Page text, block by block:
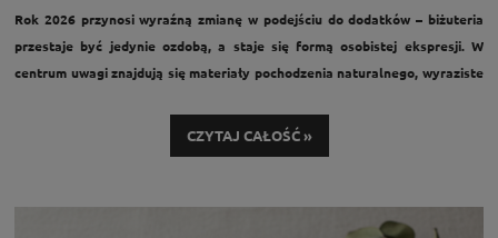
Rok 2026 przynosi wyraźną zmianę w podejściu do dodatków – biżuteria
przestaje być jedynie ozdobą, a staje się formą osobistej ekspresji. W
centrum uwagi znajdują się materiały pochodzenia naturalnego, wyraziste
silnie łączą się z ideą autentyczności i świadomego wyboru.
CZYTAJ CAŁOŚĆ »